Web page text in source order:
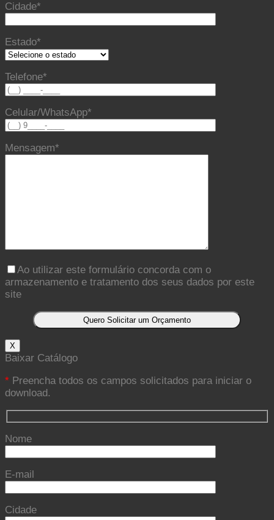
Cidade*
Estado*
Telefone*
Celular/WhatsApp*
Mensagem*
Ao utilizar este formulário concorda com o
armazenamento e tratamento dos seus dados por este
site
X
Baixar Catálogo
* Preencha todos os campos solicitados para iniciar o
download.
Nome
E-mail
Cidade